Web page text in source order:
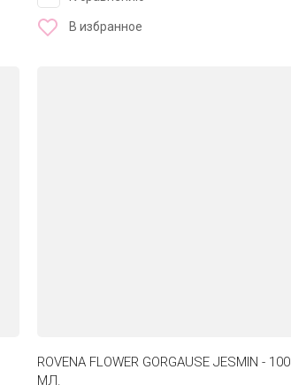
В избранное
ROVENA FLOWER GORGAUSE JESMIN - 100
МЛ.